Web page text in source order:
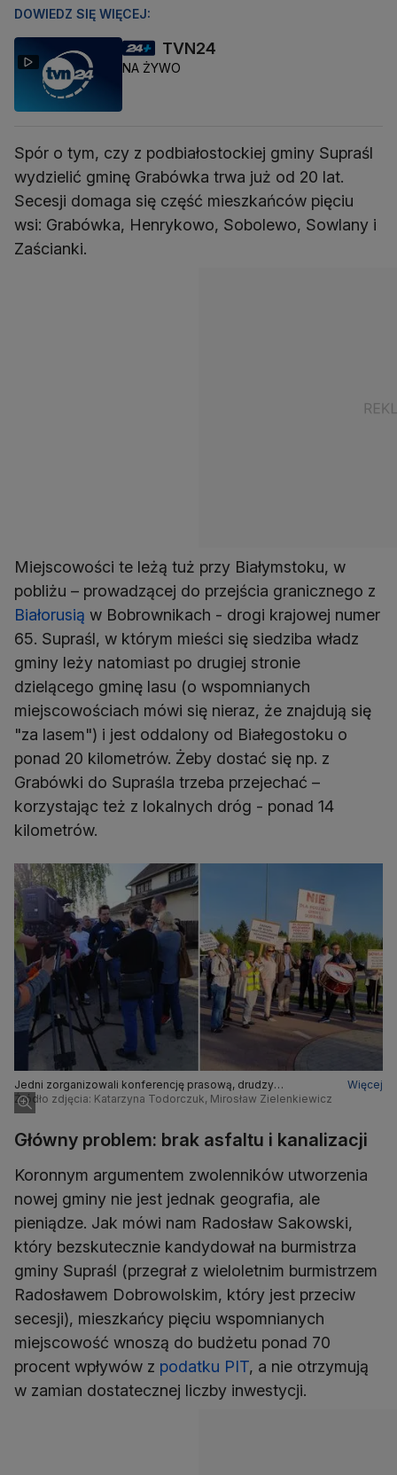
DOWIEDZ SIĘ WIĘCEJ:
TVN24
NA ŻYWO
Spór o tym, czy z podbiałostockiej gminy Supraśl
wydzielić gminę Grabówka trwa już od 20 lat.
Secesji domaga się część mieszkańców pięciu
wsi: Grabówka, Henrykowo, Sobolewo, Sowlany i
Zaścianki.
Miejscowości te leżą tuż przy Białymstoku, w
pobliżu – prowadzącej do przejścia granicznego z
Białorusią w Bobrownikach - drogi krajowej numer
65. Supraśl, w którym mieści się siedziba władz
gminy leży natomiast po drugiej stronie
dzielącego gminę lasu (o wspomnianych
miejscowościach mówi się nieraz, że znajdują się
"za lasem") i jest oddalony od Białegostoku o
ponad 20 kilometrów. Żeby dostać się np. z
Grabówki do Supraśla trzeba przejechać –
korzystając też z lokalnych dróg - ponad 14
kilometrów.
Jedni zorganizowali konferencję prasową, drudzy
protestowali na rondzie
Więcej
Źródło zdjęcia: Katarzyna Todorczuk, Mirosław Zielenkiewicz
Główny problem: brak asfaltu i kanalizacji
Koronnym argumentem zwolenników utworzenia
nowej gminy nie jest jednak geografia, ale
pieniądze. Jak mówi nam Radosław Sakowski,
który bezskutecznie kandydował na burmistrza
gminy Supraśl (przegrał z wieloletnim burmistrzem
Radosławem Dobrowolskim, który jest przeciw
secesji), mieszkańcy pięciu wspomnianych
miejscowość wnoszą do budżetu ponad 70
procent wpływów z podatku PIT, a nie otrzymują
w zamian dostatecznej liczby inwestycji.